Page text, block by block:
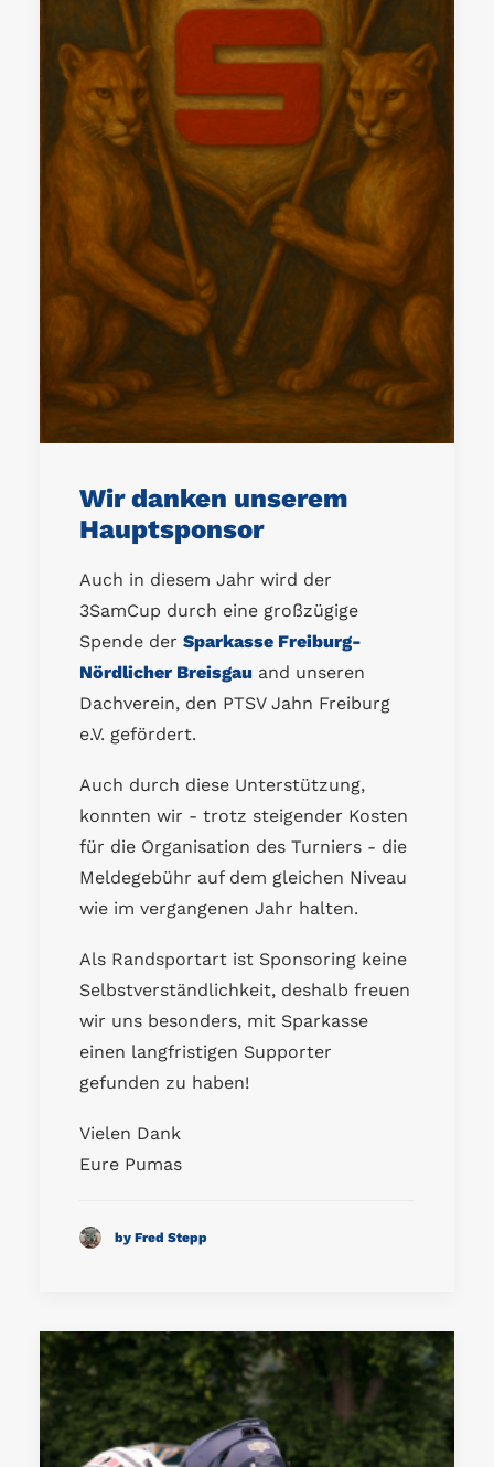
Wir danken unserem
Hauptsponsor
Auch in diesem Jahr wird der
3SamCup durch eine großzügige
Spende der Sparkasse Freiburg-
Nördlicher Breisgau and unseren
Dachverein, den PTSV Jahn Freiburg
e.V. gefördert.
Auch durch diese Unterstützung,
konnten wir - trotz steigender Kosten
für die Organisation des Turniers - die
Meldegebühr auf dem gleichen Niveau
wie im vergangenen Jahr halten.
Als Randsportart ist Sponsoring keine
Selbstverständlichkeit, deshalb freuen
wir uns besonders, mit Sparkasse
einen langfristigen Supporter
gefunden zu haben!
Vielen Dank
Eure Pumas
by Fred Stepp